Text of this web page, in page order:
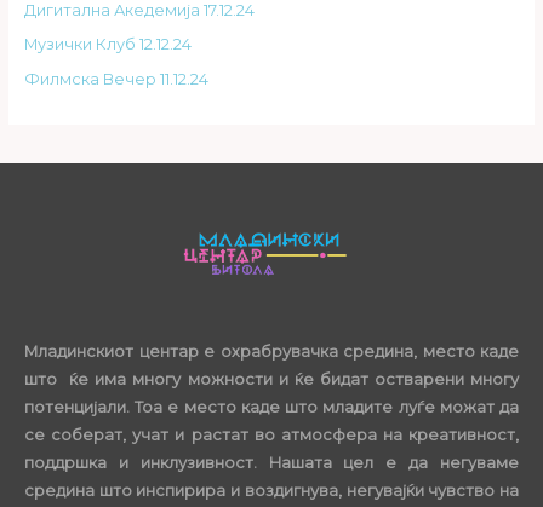
Дигитална Акедемија 17.12.24
Музички Клуб 12.12.24
Филмска Вечер 11.12.24
Младинскиот центар е охрабрувачка средина, место каде
што ќе има многу можности и ќе бидат остварени многу
потенцијали. Тоа е место каде што младите луѓе можат да
се соберат, учат и растат во атмосфера на креативност,
поддршка и инклузивност. Нашата цел е да негуваме
средина што инспирира и воздигнува, негувајќи чувство на